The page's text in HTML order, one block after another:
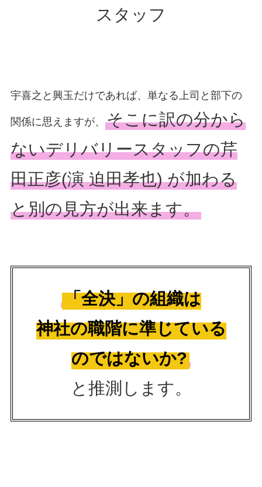
スタッフ
宇喜之と興玉だけであれば、単なる上司と部下の
関係に思えますが、 そこに訳の分から
ないデリバリースタッフの芹
田正彦(演 迫田孝也) が加わる
と別の見方が出来ます。
「全決」の組織は
神社の職階に準じている
のではないか?
と推測します。